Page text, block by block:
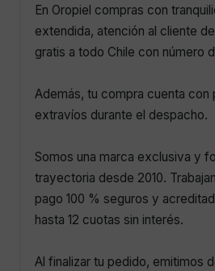
En Oropiel compras con
extendida, atención al cliente
gratis a todo Chile con número
Además, tu compra cuenta con
extravíos durante el despacho.
Somos una marca exclusiva y
trayectoria desde 2010.
pago 100 % seguros y
hasta 12 cuotas sin interés.
Al finalizar tu pedido, emitimos